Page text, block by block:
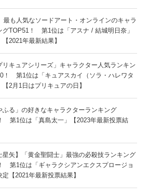
最も人気なソードアート・オンラインのキャラ
グTOP51！ 第1位は「アスナ / 結城明日奈」
2021年最新結果】
リキュアシリーズ」キャラクター人気ランキン
！ 第1位は「キュアスカイ（ソラ・ハレワタ
【2月1日はプリキュアの日】
ふる」の好きなキャラクターランキング
第1位は「真島太一」【2023年最新投票結
星矢】「黄金聖闘士」最強の必殺技ランキング
第1位は「ギャラクシアンエクスプロージョ
定【2021年最新投票結果】